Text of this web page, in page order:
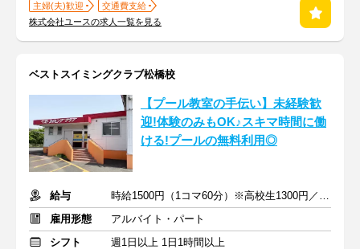
主婦(夫)歓迎
交通費支給
株式会社ユースの求人一覧を見る
ベストスイミングクラブ松橋校
【プール教室の手伝い】未経験歓
迎!体験のみもOK♪スキマ時間に働
ける!プールの無料利用◎
給与
時給1500円（1コマ60分）※高校生1300円／大学・専門学生1400円
雇用形態
アルバイト・パート
シフト
週1日以上 1日1時間以上